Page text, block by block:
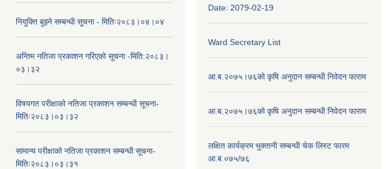
नियुक्ति बुझ्ने सम्बन्धी सूचना - मितिः२०८३।०४।०४
अन्तिम नतिजा प्रकाशन गरिएको सूचना -मिति:२०८३।
०३।३२
विषयगत परीक्षाको नतिजा प्रकाशन सम्बन्धी सूचना-
मितिः२०८३।०३।३२
सामान्य परीक्षाको नतिजा प्रकाशन सम्बन्धी सूचना-
मितिः२०८३।०३।३१
Date: 2079-02-19
Ward Secretary List
आ.ब.२०७५।७६को कृषि अनुदान सम्बन्धी निवेदन फाराम
आ.ब.२०७५।७६को कृषि अनुदान सम्बन्धी निवेदन फाराम
लक्षित कार्यक्रम भुक्तानी सम्बन्धी चेक लिस्ट फारम
आ.ब.०७५/७६